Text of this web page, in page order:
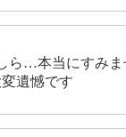
ら…本当にすみ
遺憾です